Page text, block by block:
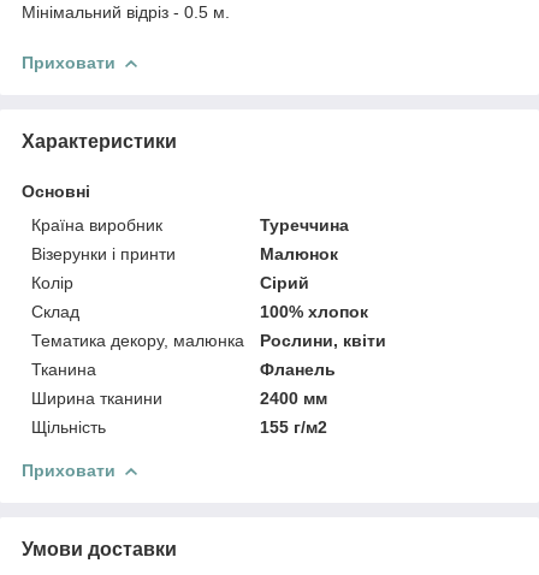
Мінімальний відріз - 0.5 м.
Приховати
Характеристики
Основні
Країна виробник
Туреччина
Візерунки і принти
Малюнок
Колір
Сірий
Склад
100% хлопок
Тематика декору, малюнка
Рослини, квіти
Тканина
Фланель
Ширина тканини
2400 мм
Щільність
155 г/м2
Приховати
Умови доставки